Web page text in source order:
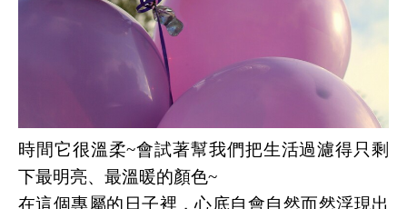
時間它很溫柔~會試著幫我們把生活過濾得只剩
下最明亮、最溫暖的顏色~
在這個專屬的日子裡，心底自會自然而然浮現出